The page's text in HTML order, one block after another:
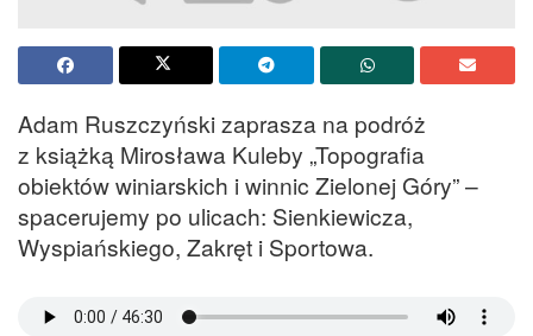
Adam Ruszczyński zaprasza na podróż
z książką Mirosława Kuleby „Topografia
obiektów winiarskich i winnic Zielonej Góry” –
spacerujemy po ulicach: Sienkiewicza,
Wyspiańskiego, Zakręt i Sportowa.